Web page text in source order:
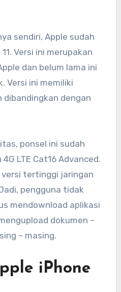
sendiri, Apple sudah
Versi ini merupakan
dan belum lama ini
Versi ini memiliki
dengan
ponsel ini sudah
LTE Cat16 Advanced.
versi tertinggi jaringan
pengguna tidak
mendownload aplikasi
dokumen –
– masing.
iPhone